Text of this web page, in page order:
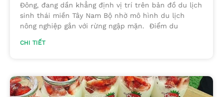
Đông, đang dần khẳng định vị trí trên bản đồ du lịch
sinh thái miền Tây Nam Bộ nhờ mô hình du lịch
nông nghiệp gắn với rừng ngập mặn. Điểm du
CHI TIẾT